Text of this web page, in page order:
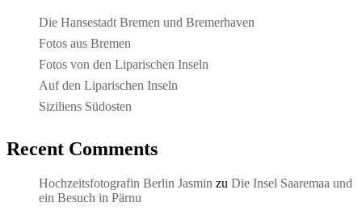
Die Hansestadt Bremen und Bremerhaven
Fotos aus Bremen
Fotos von den Liparischen Inseln
Auf den Liparischen Inseln
Siziliens Südosten
Recent Comments
Hochzeitsfotografin Berlin Jasmin zu Die Insel Saaremaa und
ein Besuch in Pärnu